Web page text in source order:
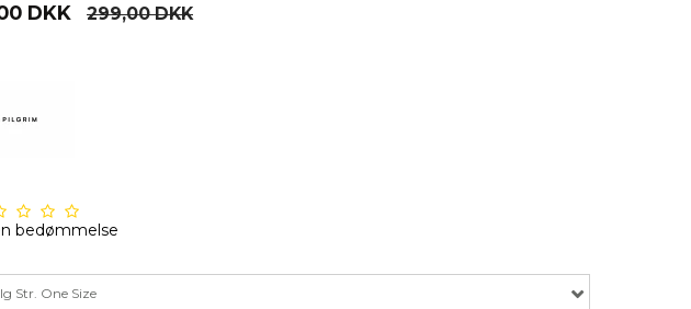
DKK 299,00 DKK
bedømmelse
Str. One Size